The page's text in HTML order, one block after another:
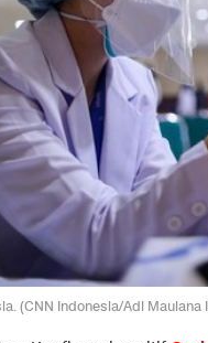
(CNN Indonesia/Adi Maulana